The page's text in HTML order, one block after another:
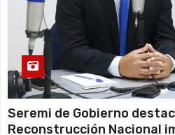
Seremi de Gobierno
Reconstrucción Nacional